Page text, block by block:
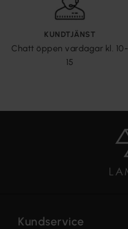
KUNDTJÄNST
Chatt öppen vardagar kl. 10-
15
Kundservice